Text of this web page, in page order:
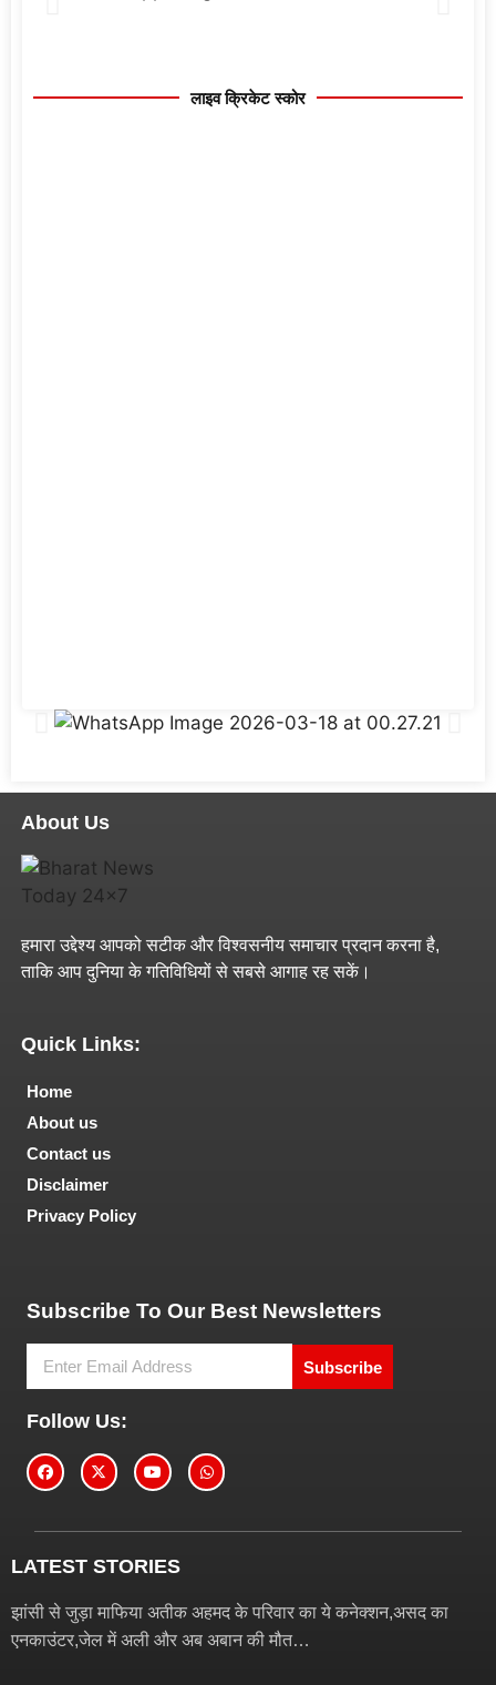
लाइव क्रिकेट स्कोर
About Us
हमारा उद्देश्य आपको सटीक और विश्वसनीय समाचार प्रदान करना है,
ताकि आप दुनिया के गतिविधियों से सबसे आगाह रह सकें।
Quick Links:
Home
About us
Contact us
Disclaimer
Privacy Policy
Subscribe To Our Best Newsletters
Subscribe
Follow Us:
LATEST STORIES
झांसी से जुड़ा माफिया अतीक अहमद के परिवार का ये कनेक्शन,असद का
एनकाउंटर,जेल में अली और अब अबान की मौत…